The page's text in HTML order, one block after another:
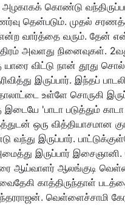
கொண்டு
தென்படும். முதல்
என்ற வார்த்தை வரும். தேன்
அவளது நினைவுகள்.
விட்டு நான் தூது
இருப்பார். இந்தப்
உள்ளே சொருகி
'பாடா படுத்தும் காடா
ஒரு வித்தியாசமான
இருப்பார்.
இருப்பார்
ஆய்வாளர் ஆலங்குடி
காத்திருந்தாள்
வெள்ளைச்சாமி